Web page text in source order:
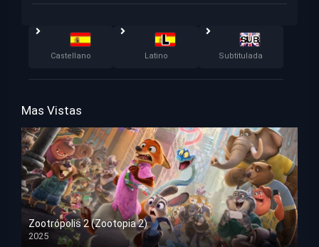
Castellano Latino Subtitulada
Mas Vistas
Zootrópolis 2 (Zootopia 2)
2025
HD 1080p